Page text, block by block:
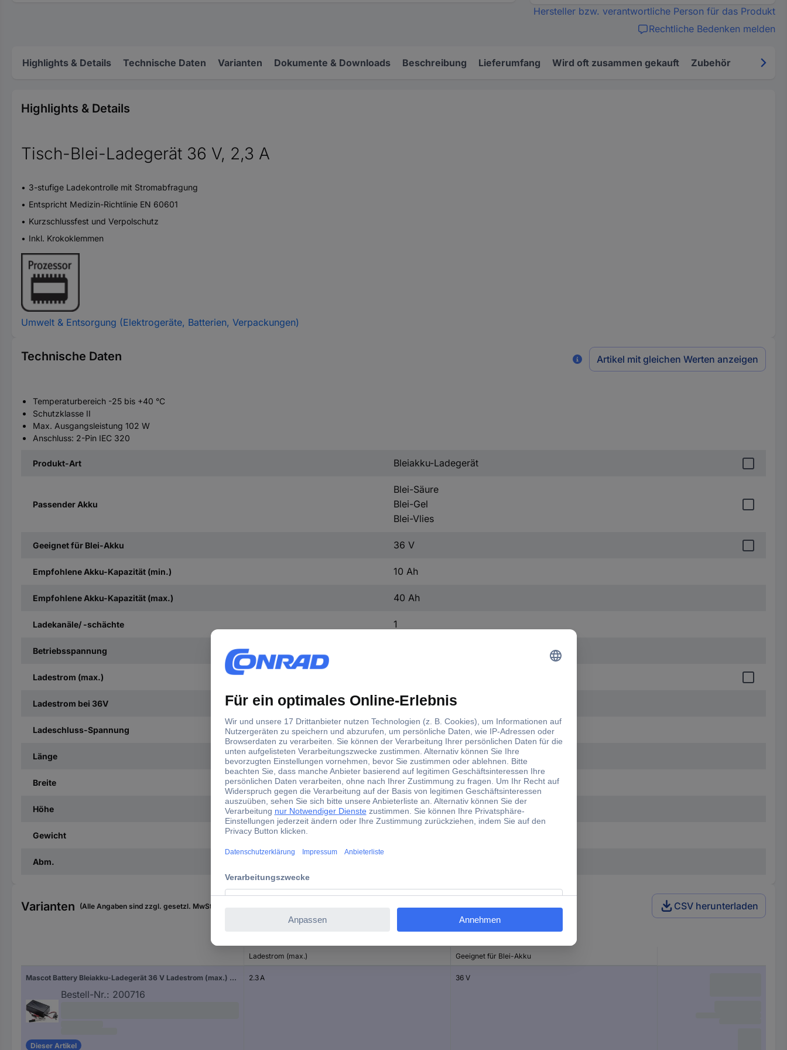
Hersteller bzw. verantwortliche Person für das Produkt
Rechtliche Bedenken melden
Highlights & Details Technische Daten Varianten Dokumente & Downloads Beschreibung Lieferumfang Wird oft zusammen gekauft Zubehör
Highlights & Details
Tisch-Blei-Ladegerät 36 V, 2,3 A
3-stufige Ladekontrolle mit Stromabfragung
Entspricht Medizin-Richtlinie EN 60601
Kurzschlussfest und Verpolschutz
Inkl. Krokoklemmen
Umwelt & Entsorgung (Elektrogeräte, Batterien, Verpackungen)
Technische Daten Artikel mit gleichen Werten anzeigen
Temperaturbereich -25 bis +40 °C
Schutzklasse II
Max. Ausgangsleistung 102 W
Anschluss: 2-Pin IEC 320
Produkt-Art Bleiakku-Ladegerät
Passender Akku
Blei-Säure
Blei-Gel
Blei-Vlies
Geeignet für Blei-Akku 36 V
Empfohlene Akku-Kapazität (min.) 10 Ah
Empfohlene Akku-Kapazität (max.) 40 Ah
Ladekanäle/ -schächte 1
Betriebsspannung
Ladestrom (max.)
Ladestrom bei 36V 2.3 A
Ladeschluss-Spannung 44.1 V
Länge 135 mm
Breite 80 mm
Höhe 44 mm
Gewicht
Abm.
Varianten (Alle Angaben sind zzgl. gesetzl. MwSt., zzgl. Versand) CSV herunterladen
Ladestrom (max.) Geeignet für Blei-Akku
Mascot Battery Bleiakku-Ladegerät 36 V Ladestrom (max.) 2.3 A
Bestell-Nr.: 200716
Dieser Artikel
2.3 A 36 V